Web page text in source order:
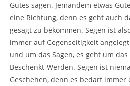
Gutes sagen. Jemandem etwas
eine Richtung, denn es geht auch
gesagt zu bekommen. Segen ist
immer auf Gegenseitigkeit
und um das Sagen, es geht um
Beschenkt-Werden. Segen ist
Geschehen, denn es bedarf immer